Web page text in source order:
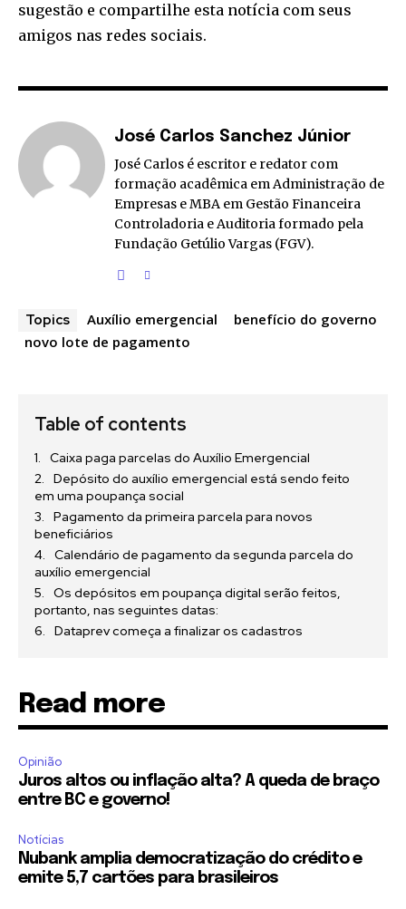
sugestão e compartilhe esta notícia com seus
amigos nas redes sociais.
José Carlos Sanchez Júnior
José Carlos é escritor e redator com
formação acadêmica em Administração de
Empresas e MBA em Gestão Financeira
Controladoria e Auditoria formado pela
Fundação Getúlio Vargas (FGV).
Topics Auxílio emergencial
benefício do governo
novo lote de pagamento
Table of contents
Caixa paga parcelas do Auxílio Emergencial
Depósito do auxílio emergencial está sendo feito
em uma poupança social
Pagamento da primeira parcela para novos
beneficiários
Calendário de pagamento da segunda parcela do
auxílio emergencial
Os depósitos em poupança digital serão feitos,
portanto, nas seguintes datas:
Dataprev começa a finalizar os cadastros
Read more
Opinião
Juros altos ou inflação alta? A queda de braço
entre BC e governo!
Notícias
Nubank amplia democratização do crédito e
emite 5,7 cartões para brasileiros